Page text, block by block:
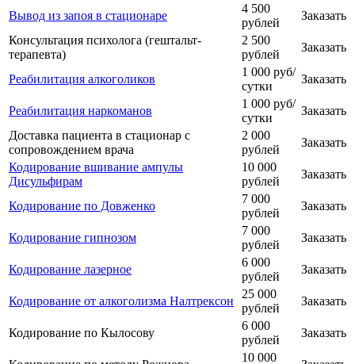
Вывод из запоя в стационаре
4 500
рублей
Заказать
Консультация психолога (гештальт-
терапевта)
2 500
рублей
Заказать
Реабилитация алкоголиков
1 000 руб/
сутки
Заказать
Реабилитация наркоманов
1 000 руб/
сутки
Заказать
Доставка пациента в стационар с
сопровождением врача
2 000
рублей
Заказать
Кодирование вшивание ампулы
Дисульфирам
10 000
рублей
Заказать
Кодирование по Довженко
7 000
рублей
Заказать
Кодирование гипнозом
7 000
рублей
Заказать
Кодирование лазерное
6 000
рублей
Заказать
Кодирование от алкоголизма Налтрексон
25 000
рублей
Заказать
Кодирование по Кылосову
6 000
рублей
Заказать
10 000